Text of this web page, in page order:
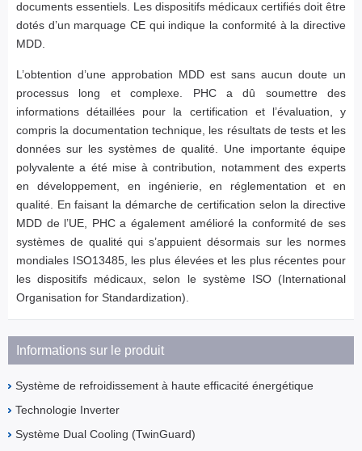
documents essentiels. Les dispositifs médicaux certifiés doit être
dotés d’un marquage CE qui indique la conformité à la directive
MDD.
L’obtention d’une approbation MDD est sans aucun doute un
processus long et complexe. PHC a dû soumettre des
informations détaillées pour la certification et l’évaluation, y
compris la documentation technique, les résultats de tests et les
données sur les systèmes de qualité. Une importante équipe
polyvalente a été mise à contribution, notamment des experts
en développement, en ingénierie, en réglementation et en
qualité. En faisant la démarche de certification selon la directive
MDD de l’UE, PHC a également amélioré la conformité de ses
systèmes de qualité qui s’appuient désormais sur les normes
mondiales ISO13485, les plus élevées et les plus récentes pour
les dispositifs médicaux, selon le système ISO (International
Organisation for Standardization).
Informations sur le produit
Système de refroidissement à haute efficacité énergétique
Technologie Inverter
Système Dual Cooling (TwinGuard)